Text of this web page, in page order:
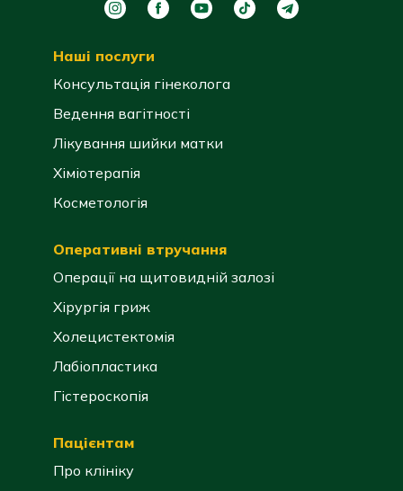
Наші послуги
Консультація гінеколога
Ведення вагітності
Лікування шийки матки
Хіміотерапія
Косметологія
Оперативні втручання
Операції на щитовидній залозі
Хірургія гриж
Холецистектомія
Лабіопластика
Гістероскопія
Пацієнтам
Про клініку